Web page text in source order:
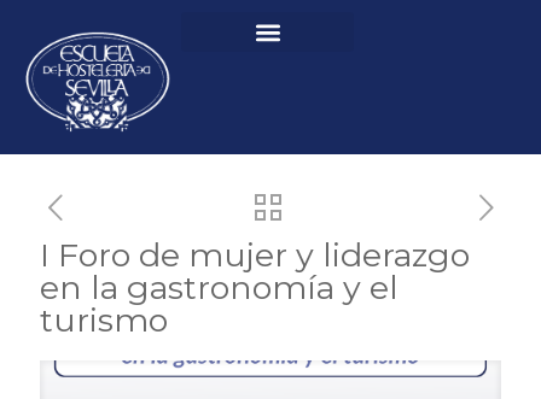
I Foro de mujer y liderazgo
en la gastronomía y el
turismo